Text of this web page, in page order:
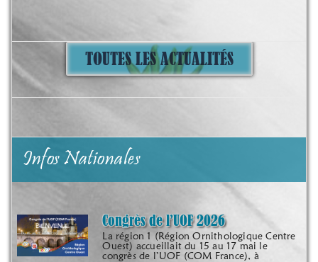
TOUTES LES ACTUALITÉS
Infos Nationales
Congrès de l’UOF 2026
La région 1 (Région Ornithologique Centre
Ouest) accueillait du 15 au 17 mai le
congrès de l’UOF (COM France), à